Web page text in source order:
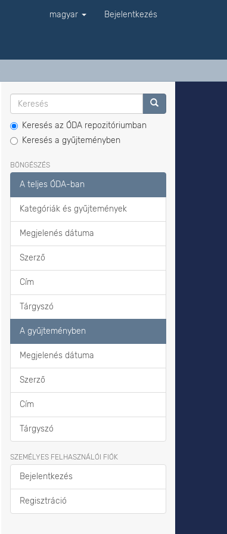
magyar Bejelentkezés
Keresés az ÓDA repozitóriumban
Keresés a gyűjteményben
BÖNGÉSZÉS
A teljes ÓDA-ban
Kategóriák és gyűjtemények
Megjelenés dátuma
Szerző
Cím
Tárgyszó
A gyűjteményben
Megjelenés dátuma
Szerző
Cím
Tárgyszó
SZEMÉLYES FELHASZNÁLÓI FIÓK
Bejelentkezés
Regisztráció